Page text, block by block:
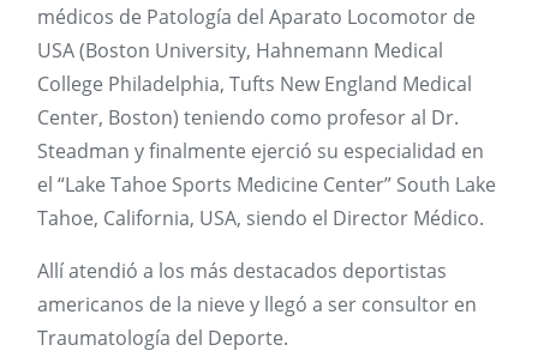
médicos de Patología del Aparato Locomotor de
USA (Boston University, Hahnemann Medical
College Philadelphia, Tufts New England Medical
Center, Boston) teniendo como profesor al Dr.
Steadman y finalmente ejerció su especialidad en
el “Lake Tahoe Sports Medicine Center” South Lake
Tahoe, California, USA, siendo el Director Médico.
Allí atendió a los más destacados deportistas
americanos de la nieve y llegó a ser consultor en
Traumatología del Deporte.